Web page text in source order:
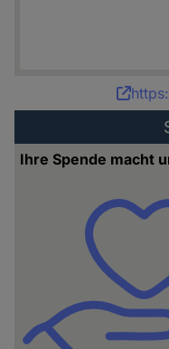
Bettina
Ihre Spende macht